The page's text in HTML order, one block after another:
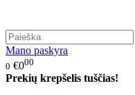
Mano paskyra
0 €000
Prekių krepšelis tuščias!